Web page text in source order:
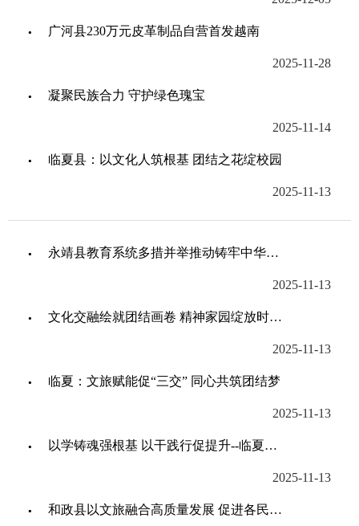
广河县230万元皮革制品自营首发越南
2025-11-28
凝聚民族合力 守护绿色瑰宝
2025-11-14
临夏县：以文化人筑根基 团结之花绽校园
2025-11-13
永靖县教育系统多措并举推动铸牢中华民族共同体意识教育走深走实
2025-11-13
文化交融绘就团结画卷 精神家园绽放时代芳华—临夏州扎实推进中华民族共有精神家园建...
2025-11-13
临夏：文旅赋能促“三交” 同心共筑团结梦
2025-11-13
以学铸魂强根基 以干践行促提升--临夏州联合中央民族干部学院成功举办铸牢中华民...
2025-11-13
和政县以文旅融合高质量发展 促进各民族交往交流交融